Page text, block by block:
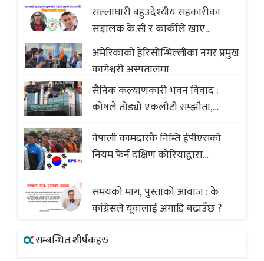
सल्लाघारी बहुउदेश्यीय सहकारीका
सञ्चालक के.सी र कार्कीले खाए
सदस्यको करोडौं बचत
अमेरिकाको हेरिसोन्भिल्लीका नगर प्रमुख
कागेश्वरी अस्पतालमा
सैनिक कल्याणकारी भवन विवाद :
कोषले तोड्यो एकलौटी सम्झौता,
(भिडियो)
नेपाली कामदारकै निम्ति ईपीएसको
नियम फेर्न दक्षिण कोरियाद्वारा
समयको माग, पुस्ताको आवाज : के
कांग्रेसले यूवालाई अगाडि बढाउँछ ?
सम्बन्धित शीर्षकहरु